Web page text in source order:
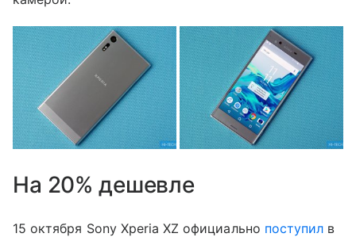
На 20% дешевле
15 октября Sony Xperia XZ официально поступил в